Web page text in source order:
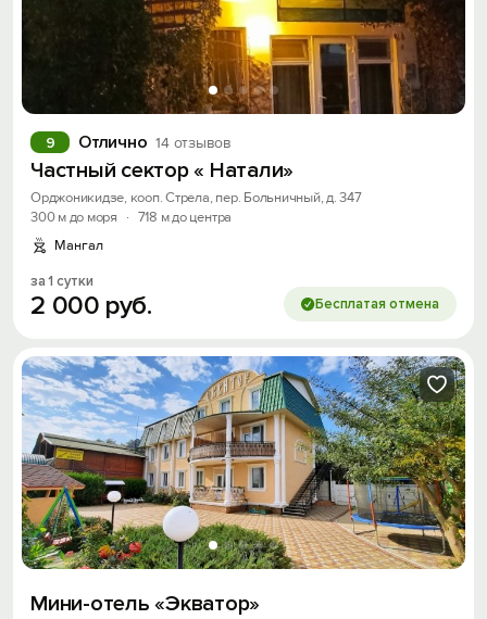
Отлично 14 отзывов
9
Частный сектор « Натали»
Орджоникидзе, кооп. Стрела, пер. Больничный, д. 347
300 м до моря
· 718 м до центра
Мангал
за 1 сутки
2 000 руб. Бесплатая отмена
Мини-отель «Экватор»
Скидка −5%
Хочешь дешевле? Оставь почту и получи
промокод на первое бронирование!
Получить промокод
Вход на сайт
Войти или Зарегистрироваться
Войти с помощью